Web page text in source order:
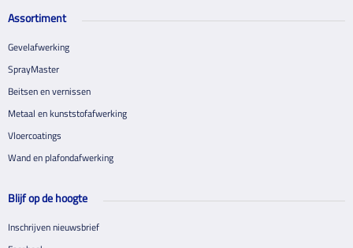
Assortiment
Gevelafwerking
SprayMaster
Beitsen en vernissen
Metaal en kunststofafwerking
Vloercoatings
Wand en plafondafwerking
Blijf op de hoogte
Inschrijven nieuwsbrief